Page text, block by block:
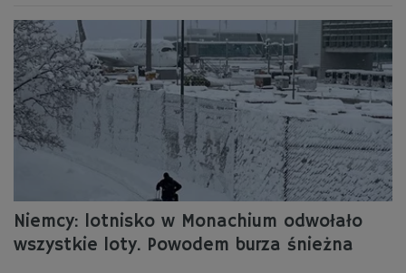
Niemcy: lotnisko w Monachium odwołało
wszystkie loty. Powodem burza śnieżna